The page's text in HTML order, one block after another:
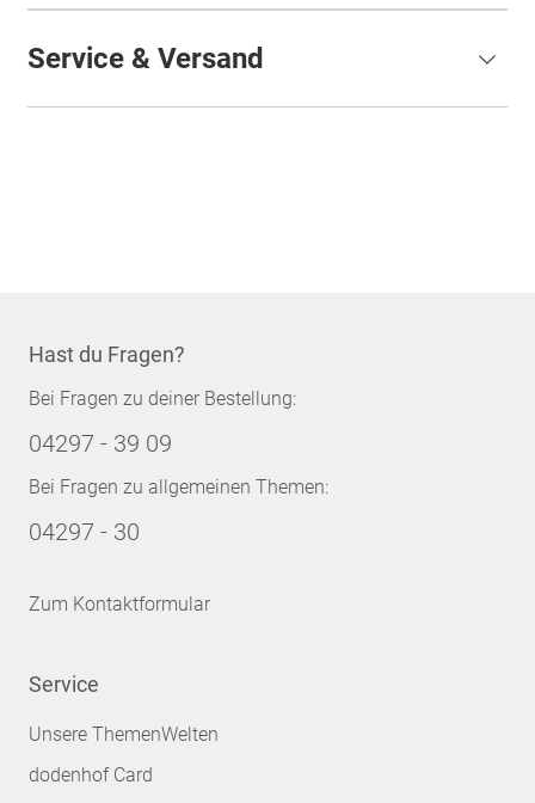
Service & Versand
Hast du Fragen?
Bei Fragen zu deiner Bestellung:
04297 - 39 09
Bei Fragen zu allgemeinen Themen:
04297 - 30
Zum Kontaktformular
Service
Unsere ThemenWelten
dodenhof Card